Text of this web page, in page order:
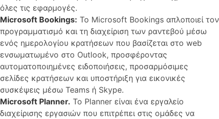
όλες τις εφαρμογές.
Microsoft Bookings: Το Microsoft Bookings απλοποιεί τον
προγραμματισμό και τη διαχείριση των ραντεβού μέσω
ενός ημερολογίου κρατήσεων που βασίζεται στο web
ενσωματωμένο στο Outlook, προσφέροντας
αυτοματοποιημένες ειδοποιήσεις, προσαρμόσιμες
σελίδες κρατήσεων και υποστήριξη για εικονικές
συσκέψεις μέσω Teams ή Skype.
Microsoft Planner. Το Planner είναι ένα εργαλείο
διαχείρισης εργασιών που επιτρέπει στις ομάδες να